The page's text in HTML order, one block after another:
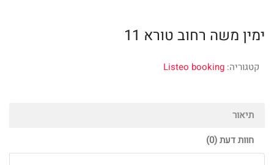
ימין משה רחוב טורא 11
קטגוריה: Listeo booking
תיאור
חוות דעת (0)